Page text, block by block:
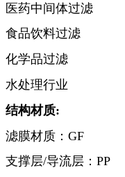
医药中间体过滤
食品饮料过滤
化学品过滤
水处理行业
结构材质:
滤膜材质：GF
支撑层/导流层：PP